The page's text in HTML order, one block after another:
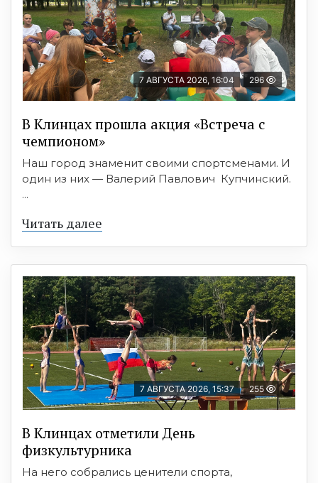
7 АВГУСТА 2026, 16:04 296
В Клинцах прошла акция «Встреча с
чемпионом»
Наш город знаменит своими спортсменами. И
один из них — Валерий Павлович Купчинский.
...
Читать далее
7 АВГУСТА 2026, 15:37 255
В Клинцах отметили День
физкультурника
На него собрались ценители спорта,